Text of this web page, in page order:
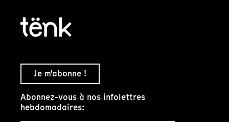
Je m'abonne !
Abonnez-vous à nos infolettres
hebdomadaires: